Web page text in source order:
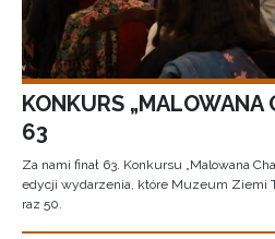
KONKURS „MALOWANA
63
Za nami finał 63. Konkursu „Malowana
edycji wydarzenia, które Muzeum Ziemi
raz 50.